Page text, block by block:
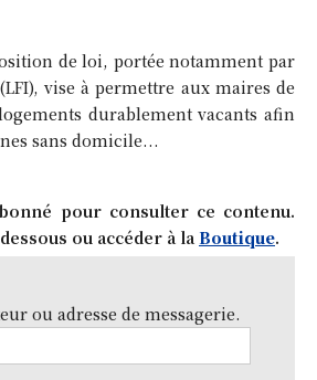
de loi, portée notamment par
vise à permettre aux maires de
durablement vacants afin
sans domicile...
pour consulter ce contenu.
ou accéder à la Boutique.
ou adresse de messagerie.